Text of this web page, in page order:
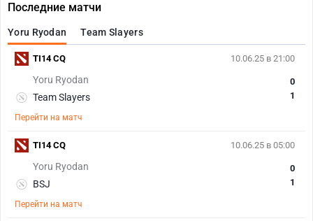
Последние матчи
Yoru Ryodan Team Slayers
10.06.25 в 21:00
Yoru Ryodan
Team Slayers
0
1
Перейти на матч
TI14 CQ
10.06.25 в 05:00
Yoru Ryodan
BSJ
0
1
Перейти на матч
TI14 CQ